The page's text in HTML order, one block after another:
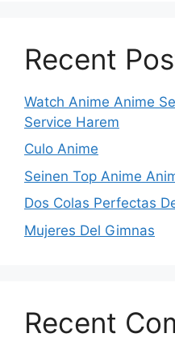
Recent
Watch Anime Anime
Service Harem
Culo Anime
Seinen Top Anime
Dos Colas Perfectas
Mujeres Del Gimnas
Recent